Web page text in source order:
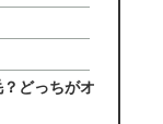
どっちがオ